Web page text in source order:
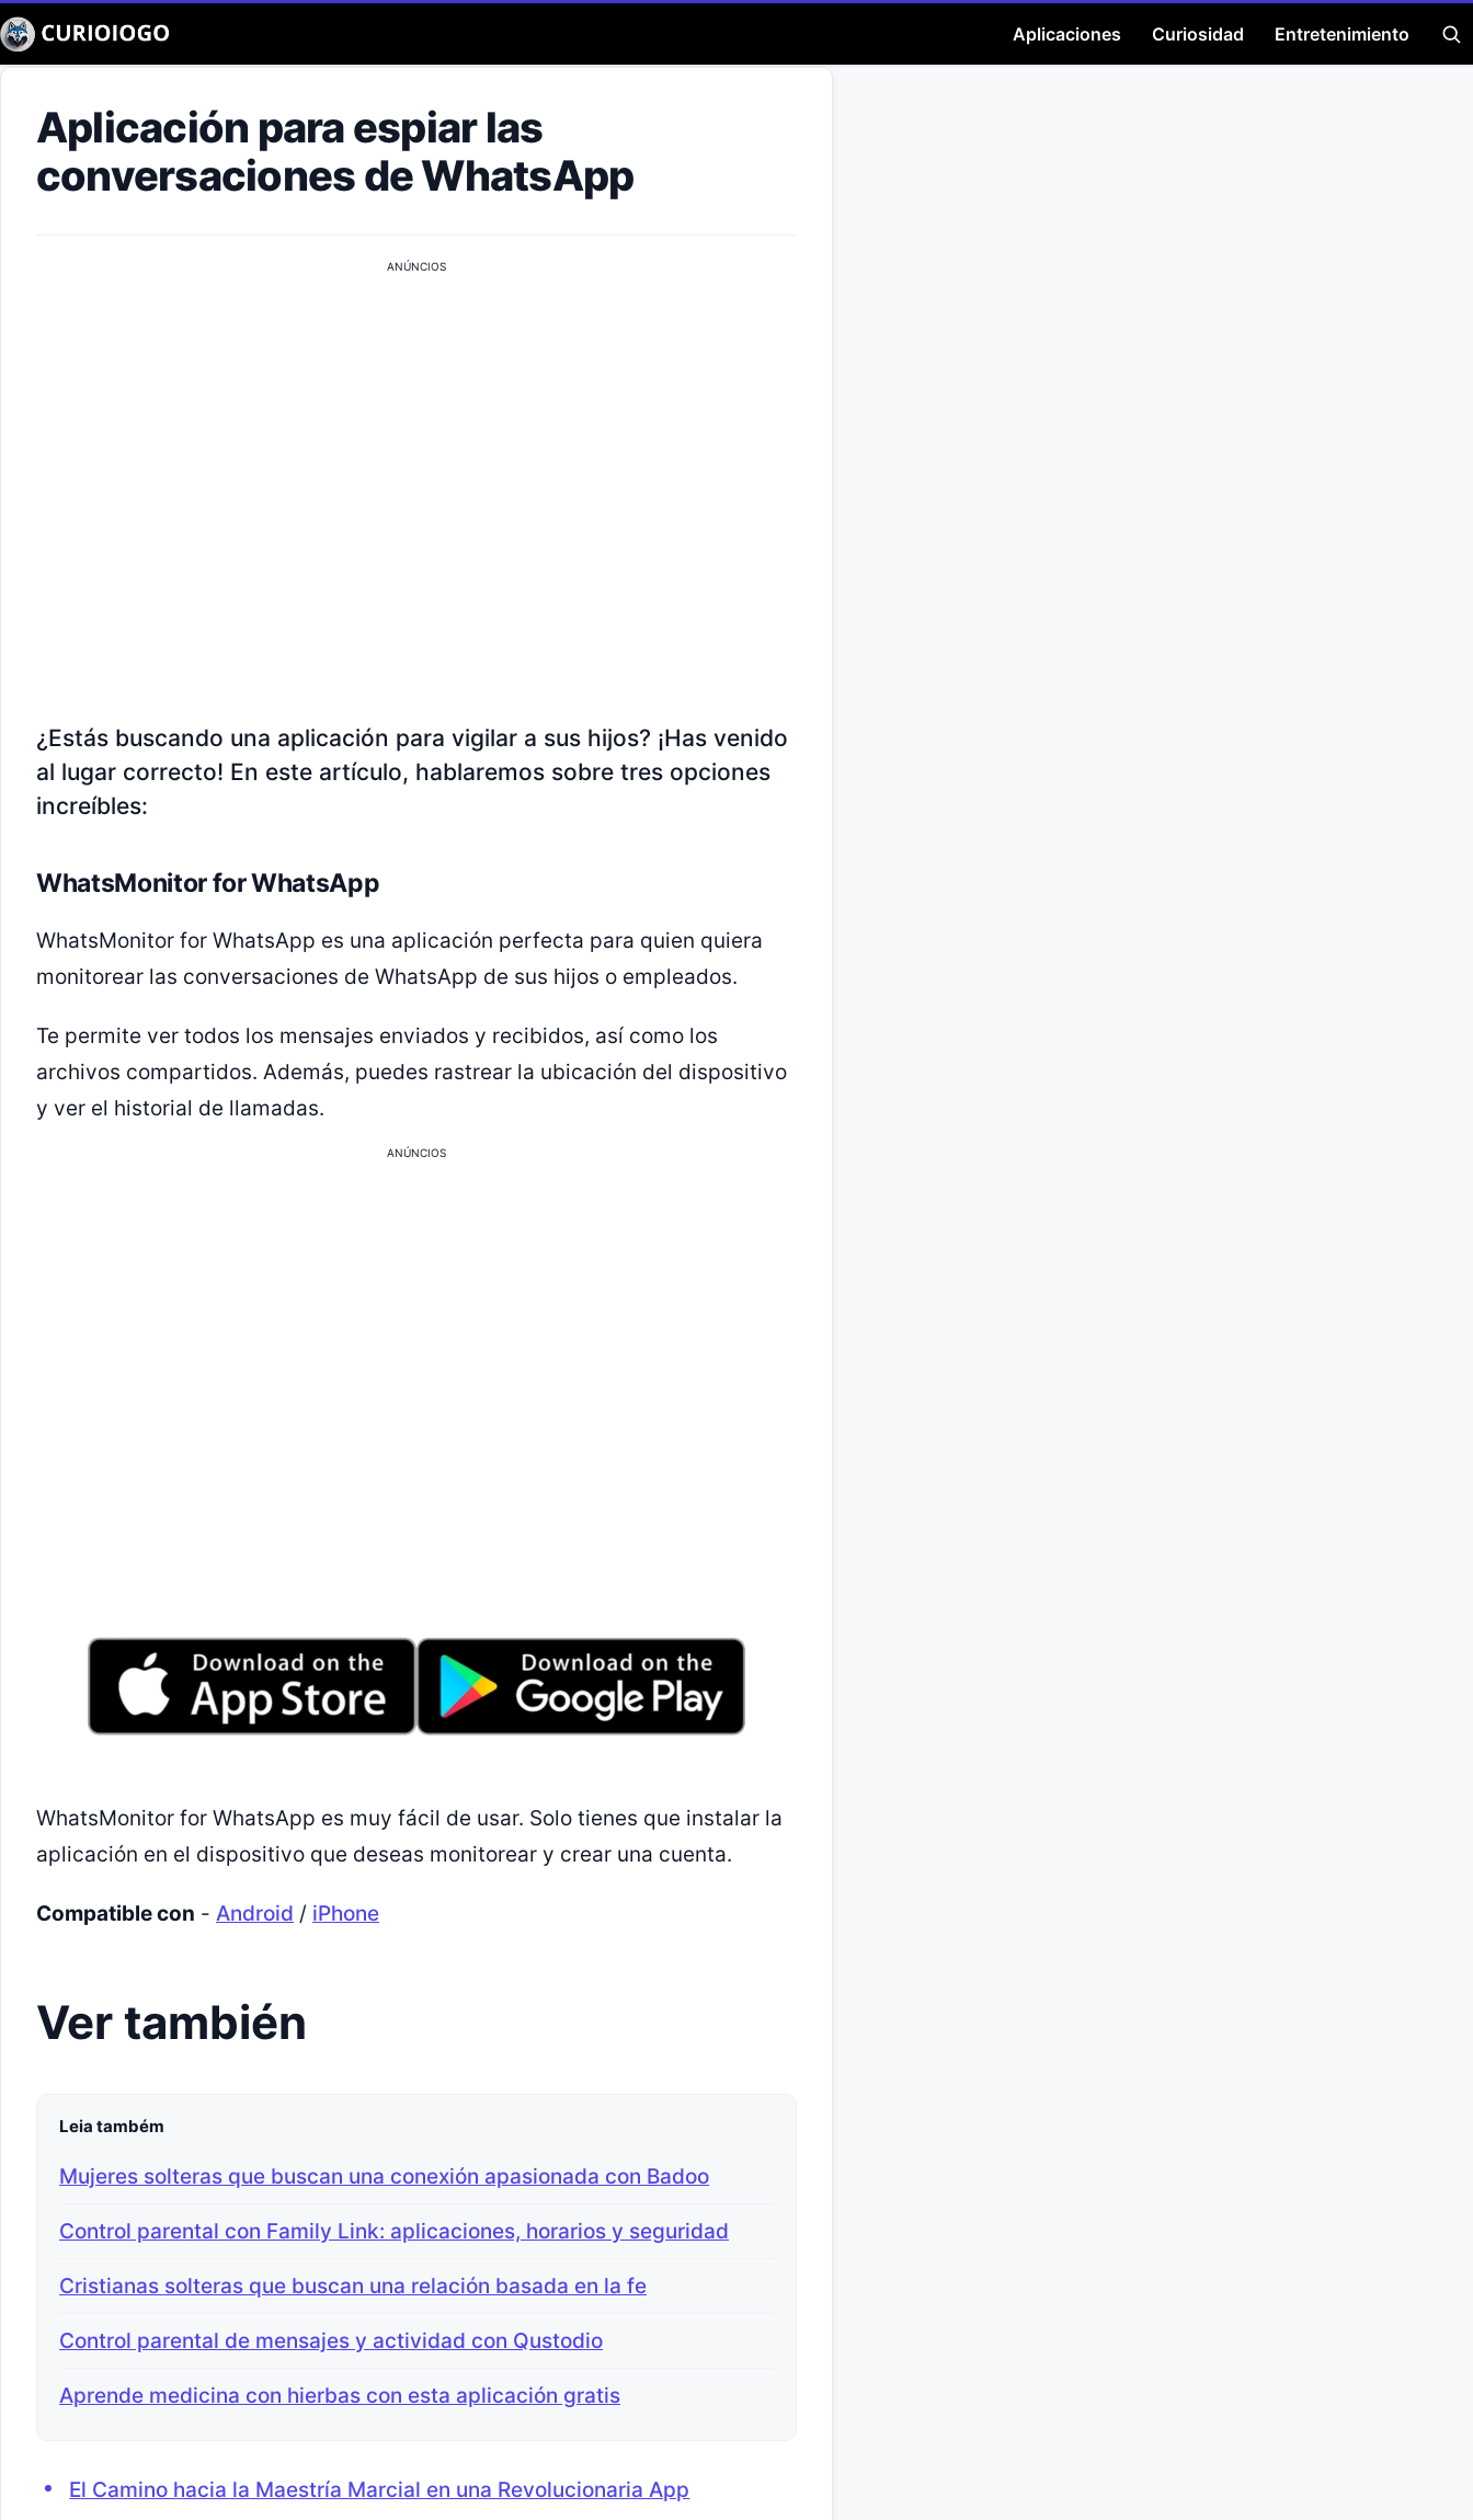
Aplicaciones Curiosidad Entretenimiento
Aplicación para espiar las
conversaciones de WhatsApp
ANÚNCIOS
¿Estás buscando una aplicación para vigilar a sus hijos? ¡Has venido
al lugar correcto! En este artículo, hablaremos sobre tres opciones
increíbles:
WhatsMonitor for WhatsApp
WhatsMonitor for WhatsApp es una aplicación perfecta para quien quiera
monitorear las conversaciones de WhatsApp de sus hijos o empleados.
Te permite ver todos los mensajes enviados y recibidos, así como los
archivos compartidos. Además, puedes rastrear la ubicación del dispositivo
y ver el historial de llamadas.
ANÚNCIOS
WhatsMonitor for WhatsApp es muy fácil de usar. Solo tienes que instalar la
aplicación en el dispositivo que deseas monitorear y crear una cuenta.
Compatible con - Android / iPhone
Ver también
Leia também
Mujeres solteras que buscan una conexión apasionada con Badoo
Control parental con Family Link: aplicaciones, horarios y seguridad
Cristianas solteras que buscan una relación basada en la fe
Control parental de mensajes y actividad con Qustodio
Aprende medicina con hierbas con esta aplicación gratis
El Camino hacia la Maestría Marcial en una Revolucionaria App